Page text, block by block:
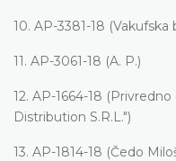
10. AP-3381-18 (Vakufska
11. AP-3061-18 (A. P.)
12. AP-1664-18
Distribution S.R.L.")
13. AP-1814-18 (Čedo